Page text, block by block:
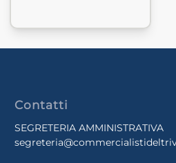
Contatti
SEGRETERIA AMMINISTRATIVA